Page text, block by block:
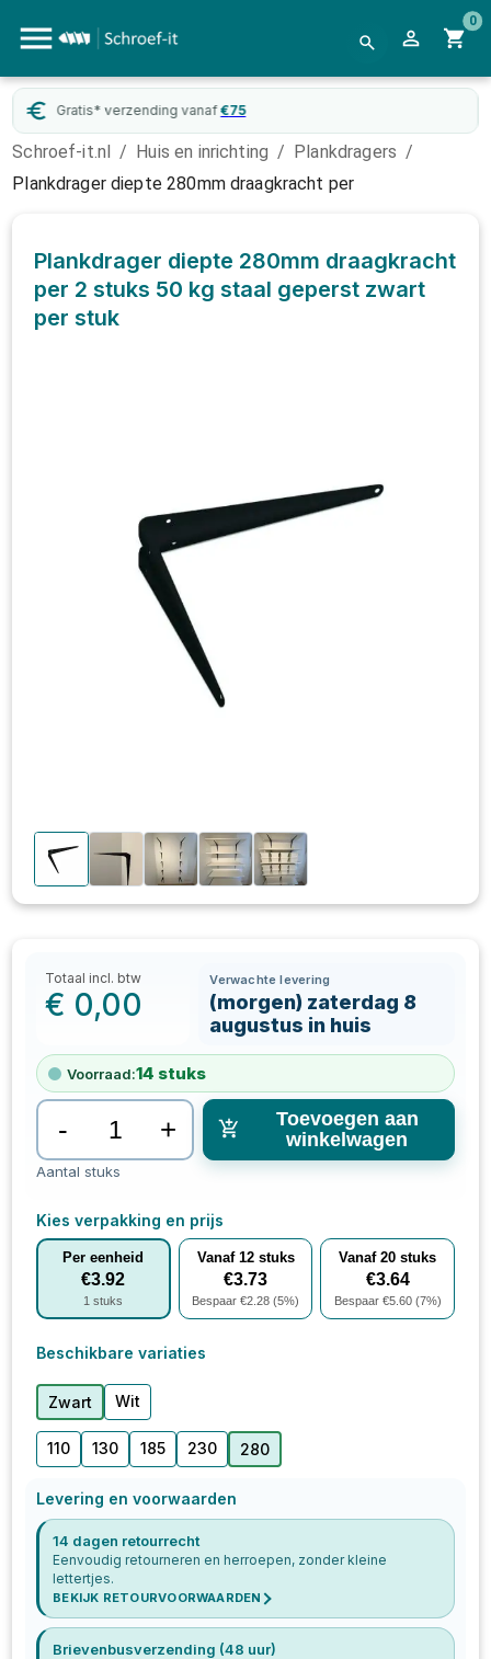
0
Gratis* verzending vanaf €75
Schroef-it.nl / Huis en inrichting / Plankdragers /
Plankdrager diepte 280mm draagkracht per
Plankdrager diepte 280mm draagkracht
per 2 stuks 50 kg staal geperst zwart
per stuk
Totaal incl. btw
€ 0,00
Verwachte levering
(morgen) zaterdag 8
augustus in huis
Voorraad:14 stuks
- +
Toevoegen aan
winkelwagen
Aantal stuks
Kies verpakking en prijs
Per eenheid
€3.92
1 stuks
Vanaf 12stuks
€3.73
Bespaar €2.28 (5%)
Vanaf20 stuks
€3.64
Bespaar €5.60(7%)
Beschikbare variaties
Zwart Wit
110 130 185 230 280
Levering en voorwaarden
14 dagen retourrecht
Eenvoudig retourneren en herroepen, zonder kleine
lettertjes.
BEKIJK RETOURVOORWAARDEN
Brievenbusverzending (48 uur)